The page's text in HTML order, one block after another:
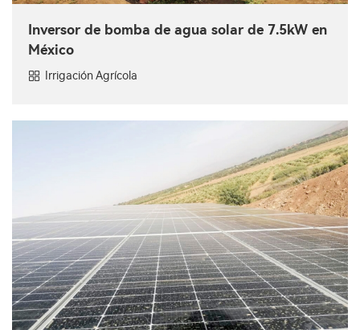
Inversor de bomba de agua solar de 7.5kW en
México
Irrigación Agrícola